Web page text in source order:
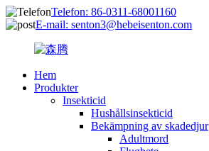
Telefon: 86-0311-68001160
E-mail: senton3@hebeisenton.com
Hem
Produkter
Insekticid
Hushållsinsekticid
Bekämpning av skadedjur
Adultmord